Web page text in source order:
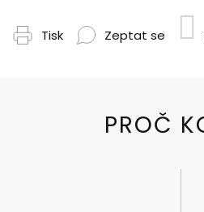
Tisk Zeptat se